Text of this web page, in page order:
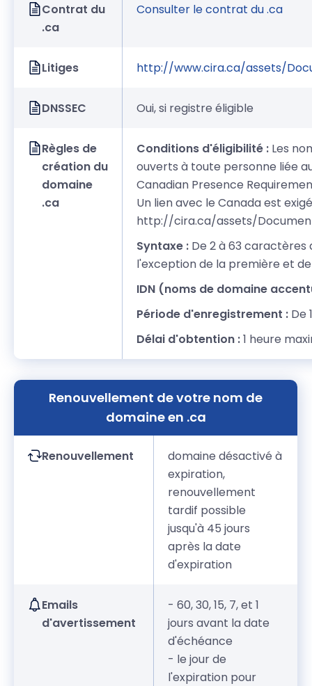
Contrat du
.ca
Consulter le contrat du .ca
Litiges http://www.cira.ca/assets/
DNSSEC Oui, si registre éligible
Règles de
création du
domaine
.ca
Conditions d'éligibilité : Les
ouverts à toute personne liée
Canadian Presence
Un lien avec le Canada est
http://cira.ca/assets/
Syntaxe : De 2 à 63
l'exception de la première et
IDN (noms de domaine
Période d'enregistrement : De
Délai d'obtention :1 heure
Renouvellement de votre nom de
domaine en .ca
Renouvellement
domaine désactivé à
expiration,
renouvellement
tardif possible
jusqu'à 45 jours
après la date
d'expiration
Emails
d'avertissement
- 60, 30, 15, 7, et 1
jours avant la date
d'échéance
- le jour de
l'expiration pour